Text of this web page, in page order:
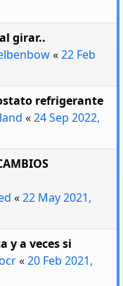
girar..
«22 Feb
refrigerante
«24 Sep 2022,
«22 May 2021,
y a veces si
«20 Feb 2021,